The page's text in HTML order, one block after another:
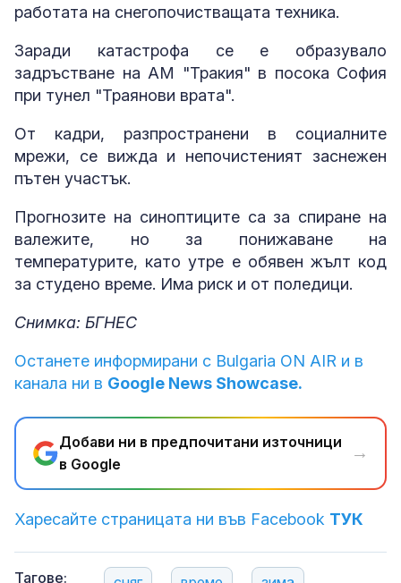
работата на снегопочистващата техника.
Заради катастрофа се е образувало
задръстване на АМ "Тракия" в посока София
при тунел "Траянови врата".
От кадри, разпространени в социалните
мрежи, се вижда и непочистеният заснежен
пътен участък.
Прогнозите на синоптиците са за спиране на
валежите, но за понижаване на
температурите, като утре е обявен жълт код
за студено време. Има риск и от поледици.
Снимка: БГНЕС
Останете информирани с Bulgaria ON AIR и в
канала ни в Google News Showcase.
Добави ни в предпочитани източници
в Google
→
Харесайте страницата ни във Facebook ТУК
Тагове: